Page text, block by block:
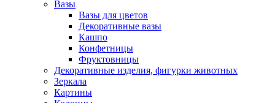
Вазы
Вазы для цветов
Декоративные вазы
Кашпо
Конфетницы
Фруктовницы
Декоративные изделия, фигурки животных
Зеркала
Картины